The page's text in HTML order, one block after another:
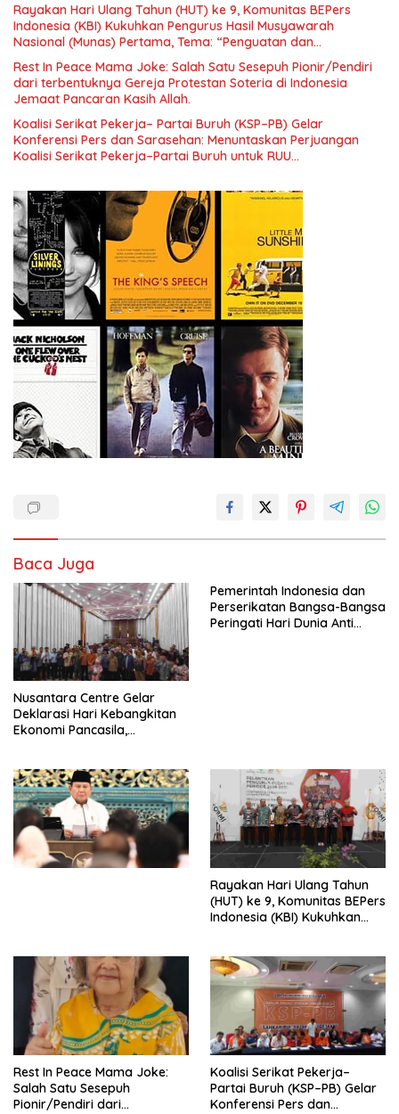
Rayakan Hari Ulang Tahun (HUT) ke 9, Komunitas BEPers
Indonesia (KBI) Kukuhkan Pengurus Hasil Musyawarah
Nasional (Munas) Pertama, Tema: “Penguatan dan
Pengembangan Organisasi KBI yang Berbasis Riset di seluruh
Indonesia dan Mancanegara”.
Rest In Peace Mama Joke: Salah Satu Sesepuh Pionir/Pendiri
dari terbentuknya Gereja Protestan Soteria di Indonesia
Jemaat Pancaran Kasih Allah.
Koalisi Serikat Pekerja– Partai Buruh (KSP–PB) Gelar
Konferensi Pers dan Sarasehan: Menuntaskan Perjuangan
Koalisi Serikat Pekerja–Partai Buruh untuk RUU
Baca Juga
Nusantara Centre Gelar
Deklarasi Hari Kebangkitan
Ekonomi Pancasila,
Penjajahan (Pergolakan
Ekonomi Politik Indonesia) &
Simposium Nasional “Urgensi
Undang-Undang
Perekonomian Nasional dan
Kesejahteraan Sosial dalam
Pemerintah Indonesia dan
Perserikatan Bangsa-Bangsa
Peringati Hari Dunia Anti
Rayakan Hari Ulang Tahun
(HUT) ke 9, Komunitas BEPers
Indonesia (KBI) Kukuhkan
Tema: “Penguatan dan
Pengembangan Organisasi
KBI yang Berbasis Riset di
seluruh Indonesia dan
Mancanegara”.
Rest In Peace Mama Joke:
Salah Satu Sesepuh
Pionir/Pendiri dari
Koalisi Serikat Pekerja–
Partai Buruh (KSP–PB) Gelar
Konferensi Pers dan